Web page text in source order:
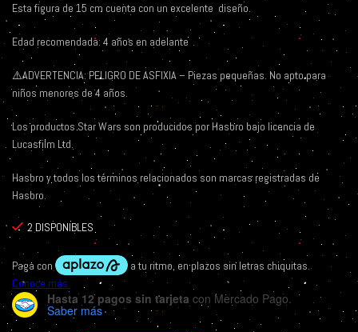
Esta figura de 15 cm cuenta con un excelente diseño.
Edad recomendada: 4 años en adelante
⚠️ADVERTENCIA: PELIGRO DE ASFIXIA – Piezas pequeñas. No apto para
niños menores de 4 años.
Los productos Star Wars son producidos por Hasbro bajo licencia de
Lucasfilm Ltd.
Hasbro y todos los términos relacionados son marcas registradas de
Hasbro.
2 DISPONIBLES
Hasta 12 pagos sin tarjeta con Mercado Pago.
Saber más